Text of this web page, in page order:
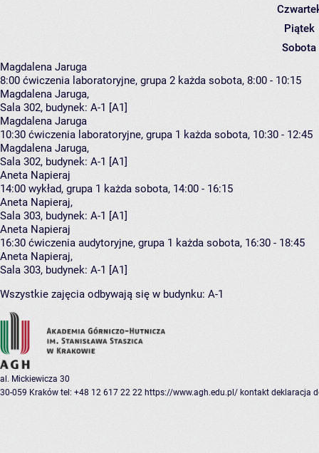
Piątek
Sobota
Magdalena Jaruga
8:00 ćwiczenia laboratoryjne, grupa 2 każda sobota, 8:00 - 10:15
Magdalena Jaruga,
Sala 302, budynek: A-1 [A1]
Magdalena Jaruga
10:30 ćwiczenia laboratoryjne, grupa 1 każda sobota, 10:30 - 12:45
Magdalena Jaruga,
Sala 302, budynek: A-1 [A1]
Aneta Napieraj
14:00 wykład, grupa 1 każda sobota, 14:00 - 16:15
Aneta Napieraj,
Sala 303, budynek: A-1 [A1]
Aneta Napieraj
16:30 ćwiczenia audytoryjne, grupa 1 każda sobota, 16:30 - 18:45
Aneta Napieraj,
Sala 303, budynek: A-1 [A1]
Wszystkie zajęcia odbywają się w budynku: A-1
al. Mickiewicza 30
30-059 Kraków tel: +48 12 617 22 22 https://www.agh.edu.pl/ kontakt deklaracja